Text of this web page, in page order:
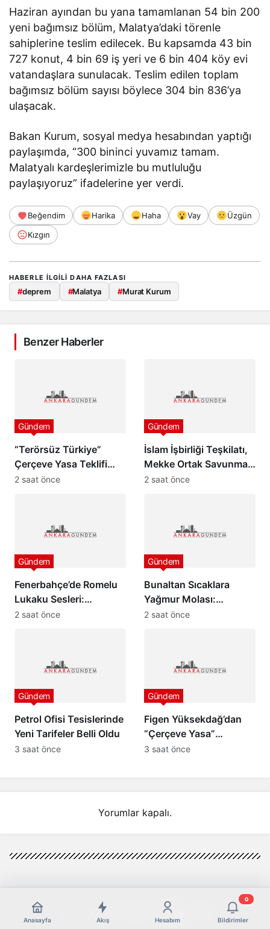
Haziran ayından bu yana tamamlanan 54 bin 200
yeni bağımsız bölüm, Malatya’daki törenle
sahiplerine teslim edilecek. Bu kapsamda 43 bin
727 konut, 4 bin 69 iş yeri ve 6 bin 404 köy evi
vatandaşlara sunulacak. Teslim edilen toplam
bağımsız bölüm sayısı böylece 304 bin 836’ya
ulaşacak.
Bakan Kurum, sosyal medya hesabından yaptığı
paylaşımda, “300 bininci yuvamız tamam.
Malatyalı kardeşlerimizle bu mutluluğu
paylaşıyoruz” ifadelerine yer verdi.
Beğendim Harika Haha Vay
Üzgün
Kızgın
HABERLE ILGILI DAHA FAZLASI
#deprem #Malatya #Murat Kurum
Benzer Haberler
“Terörsüz Türkiye”
Çerçeve Yasa Teklifi
Adalet Komisyonu’nda
Gündem
2 saat önce
İslam İşbirliği Teşkilatı,
Mekke Ortak Savunma
Anlaşması’nı
Gündem
2 saat önce
Fenerbahçe’de Romelu
Lukaku Sesleri:
Transferde Son Durum
Gündem
2 saat önce
Bunaltan Sıcaklara
Yağmur Molası:
Meteoroloji’den
Gündem
2 saat önce
Petrol Ofisi Tesislerinde
Yeni Tarifeler Belli Oldu
Gündem
3 saat önce
Figen Yüksekdağ’dan
“Çerçeve Yasa”
Açıklaması:
Gündem
3 saat önce
Yorumlar kapalı.
Anasayfa Akış Hesabım Bildirimler
0